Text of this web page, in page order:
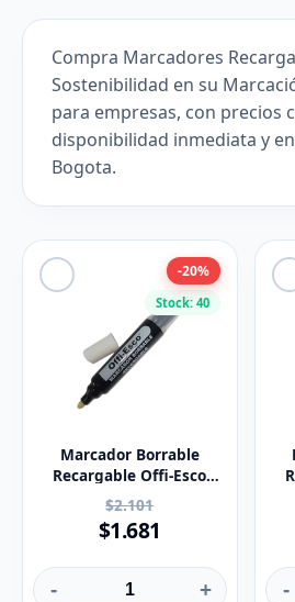
Compra Marcadores
Sostenibilidad en su
para empresas, con precios
disponibilidad inmediata y
Bogota.
Stock: 40
-20%
Marcador Borrable
Recargable Offi-Esco
Negro REF: OE-506
$2.101
$1.681
- + -